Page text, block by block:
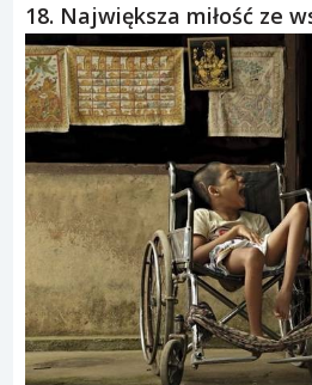
18. Największa miłość ze